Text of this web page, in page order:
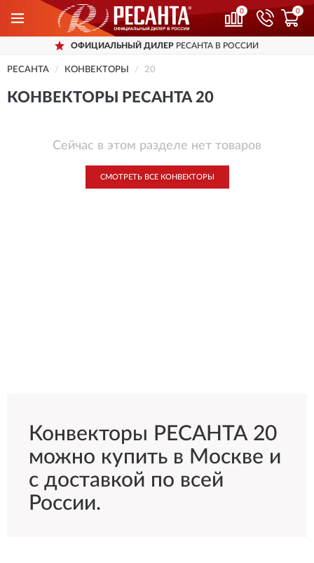
0 0
ОФИЦИАЛЬНЫЙ ДИЛЕРРЕСАНТА В РОССИИ
РЕСАНТА КОНВЕКТОРЫ 20
КОНВЕКТОРЫ РЕСАНТА 20
Сейчас в этом разделе нет товаров
СМОТРЕТЬ ВСЕ КОНВЕКТОРЫ
Конвекторы РЕСАНТА 20
можно купить в Москве и
с доставкой по всей
России.